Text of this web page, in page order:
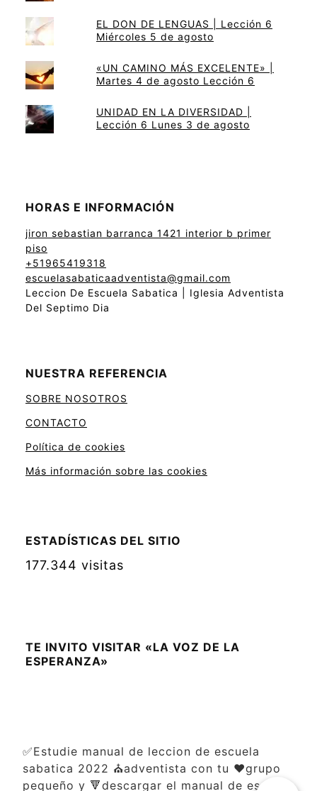
EL DON DE LENGUAS | Lección 6
Miércoles 5 de agosto
«UN CAMINO MÁS EXCELENTE» |
Martes 4 de agosto Lección 6
UNIDAD EN LA DIVERSIDAD |
Lección 6 Lunes 3 de agosto
HORAS E INFORMACIÓN
jiron sebastian barranca 1421 interior b primer
piso
+51965419318
escuelasabaticaadventista@gmail.com
Leccion De Escuela Sabatica | Iglesia Adventista
Del Septimo Dia
NUESTRA REFERENCIA
SOBRE NOSOTROS
CONTACTO
Política de cookies
Más información sobre las cookies
ESTADÍSTICAS DEL SITIO
177.344 visitas
TE INVITO VISITAR «LA VOZ DE LA
ESPERANZA»
✅Estudie manual de leccion de escuela
sabatica 2022 ⛪adventista con tu ❤️grupo
pequeño y 🔻descargar el manual de escuela